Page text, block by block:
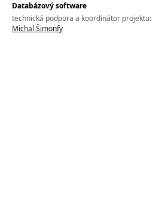
Databázový software
technická podpora a koordinátor projektu:
Michal Šimonfy